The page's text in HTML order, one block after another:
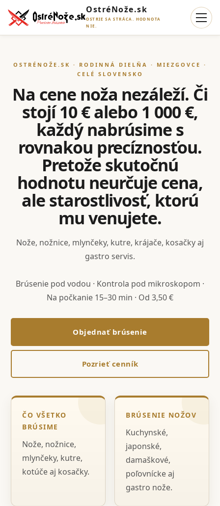
OstréNože.sk
OSTRIE SA STRÁCA. HODNOTA
NIE.
OSTRÉNOŽE.SK · RODINNÁ DIELŇA · MIEZGOVCE ·
CELÉ SLOVENSKO
Na cene noža nezáleží. Či
stojí 10 € alebo 1 000 €,
každý nabrúsime s
rovnakou precíznosťou.
Pretože skutočnú
hodnotu neurčuje cena,
ale starostlivosť, ktorú
mu venujete.
Nože, nožnice, mlynčeky, kutre, krájače, kosačky aj
gastro servis.
Brúsenie pod vodou · Kontrola pod mikroskopom ·
Na počkanie 15–30 min · Od 3,50 €
Objednať brúsenie
Pozrieť cenník
ČO VŠETKO
BRÚSIME
Nože, nožnice,
mlynčeky, kutre,
kotúče aj kosačky.
BRÚSENIE NOŽOV
Kuchynské,
japonské,
damaškové,
poľovnícke aj
gastro nože.